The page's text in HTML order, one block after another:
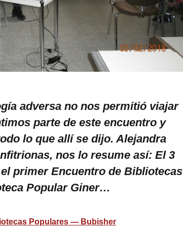
adversa no nos permitió viajar
parte de este encuentro y
lo que allí se dijo. Alejandra
nos lo resume así: El 3
primer Encuentro de Bibliotecas
Popular Giner…
Populares — Bubisher